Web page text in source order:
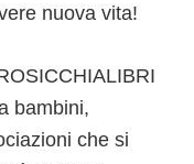
nuova vita!
bambini,
che si